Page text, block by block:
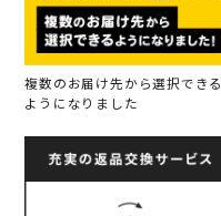
複数のお届け先から選択できる
ようになりました